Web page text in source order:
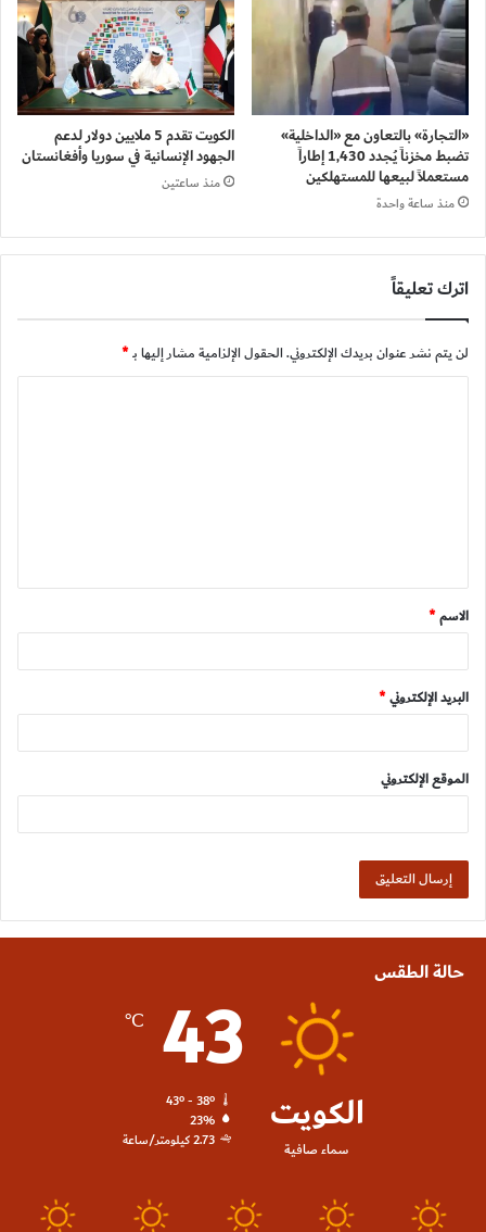
«التجارة» بالتعاون مع «الداخلية»
تضبط مخزناً يُجدد 1,430 إطاراً
مستعملاً لبيعها للمستهلكين
منذ ساعة واحدة
الكويت تقدم 5 ملايين دولار لدعم
الجهود الإنسانية في سوريا وأفغانستان
منذ ساعتين
اترك تعليقاً
لن يتم نشر عنوان بريدك الإلكتروني.الحقول الإلزامية مشار إليها بـ*
ق
*
الاسم*
البريد الإلكتروني*
الموقع الإلكتروني
حالة الطقس
الكويت
سماء صافية
43
℃
43º - 38º
23%
2.73 كيلومتر/ساعة